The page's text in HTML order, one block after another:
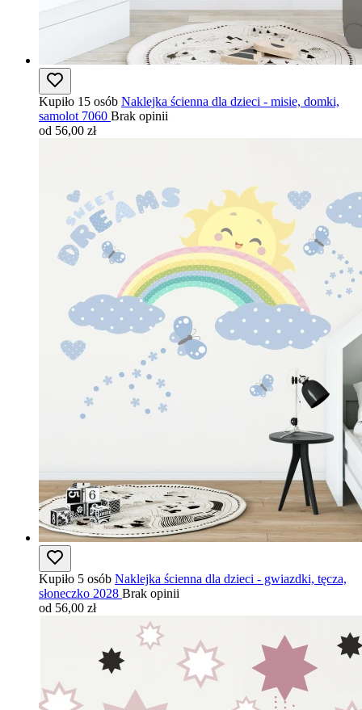
Kupiło 15 osób Naklejka ścienna dla dzieci - misie, domki,
samolot 7060 Brak opinii
od 56,00 zł
Kupiło 5 osób Naklejka ścienna dla dzieci - gwiazdki, tęcza,
słoneczko 2028 Brak opinii
od 56,00 zł